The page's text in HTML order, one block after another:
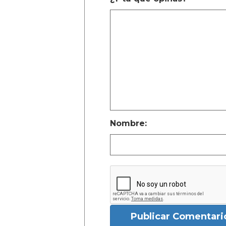
Nombre:
Publicar